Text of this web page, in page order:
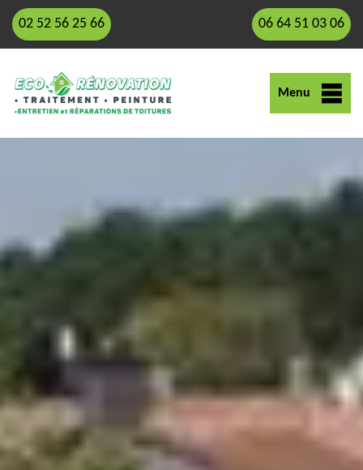
02 52 56 25 66 06 64 51 03 06
Menu